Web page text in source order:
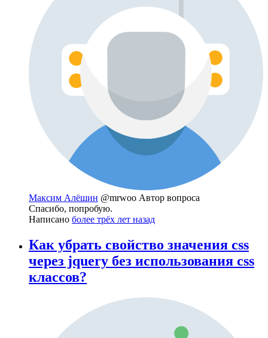
Максим Алёшин @mrwoo Автор вопроса
Спасибо, попробую.
Написано более трёх лет назад
Как убрать свойство значения css
через jquery без использования css
классов?